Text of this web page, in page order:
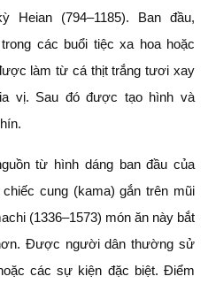
(794–1185). Ban đầu,
các buổi tiệc xa hoa hoặc
làm từ cá thịt trắng tươi xay
vị. Sau đó được tạo hình và
từ hình dáng ban đầu của
cung (kama) gắn trên mũi
(1336–1573) món ăn này bắt
Được người dân thường sử
các sự kiện đặc biệt. Điểm